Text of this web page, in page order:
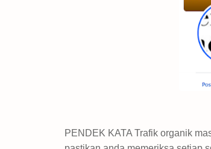
PENDEK KATA Trafik organik